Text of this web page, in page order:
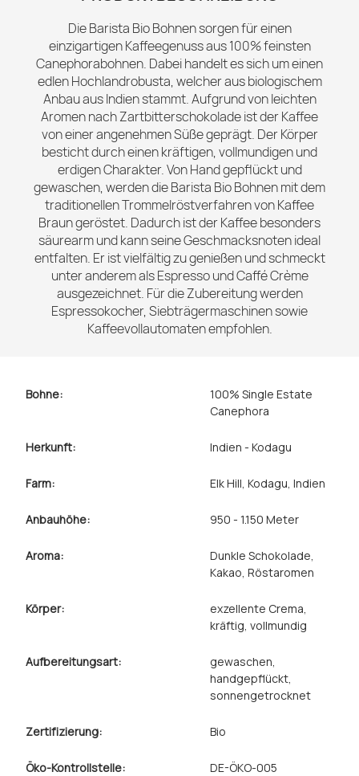
Die Barista Bio Bohnen sorgen für einen
einzigartigen Kaffeegenuss aus 100% feinsten
Canephorabohnen. Dabei handelt es sich um einen
edlen Hochlandrobusta, welcher aus biologischem
Anbau aus Indien stammt. Aufgrund von leichten
Aromen nach Zartbitterschokolade ist der Kaffee
von einer angenehmen Süße geprägt. Der Körper
besticht durch einen kräftigen, vollmundigen und
erdigen Charakter. Von Hand gepflückt und
gewaschen, werden die Barista Bio Bohnen mit dem
traditionellen Trommelröstverfahren von Kaffee
Braun geröstet. Dadurch ist der Kaffee besonders
säurearm und kann seine Geschmacksnoten ideal
entfalten. Er ist vielfältig zu genießen und schmeckt
unter anderem als Espresso und Caffé Crème
ausgezeichnet. Für die Zubereitung werden
Espressokocher, Siebträgermaschinen sowie
Kaffeevollautomaten empfohlen.
Bohne:
100% Single Estate
Canephora
Herkunft: Indien - Kodagu
Farm: Elk Hill, Kodagu, Indien
Anbauhöhe: 950 - 1.150 Meter
Aroma: Dunkle Schokolade,
Kakao, Röstaromen
Körper: exzellente Crema,
kräftig, vollmundig
Aufbereitungsart: gewaschen,
handgepflückt,
sonnengetrocknet
Zertifizierung: Bio
Öko-Kontrollstelle: DE-ÖKO-005